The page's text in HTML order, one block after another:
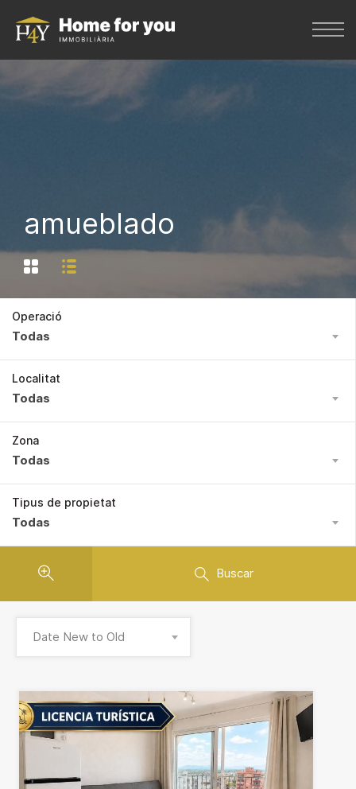
amueblado
Operació
Todas
Localitat
Todas
Zona
Todas
Tipus de propietat
Todas
Buscar
Date New to Old